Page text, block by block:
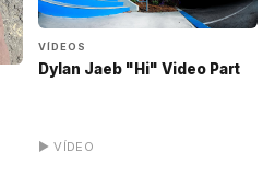
VÍDEOS
Dylan Jaeb "Hi" Video Part
▶ VÍDEO